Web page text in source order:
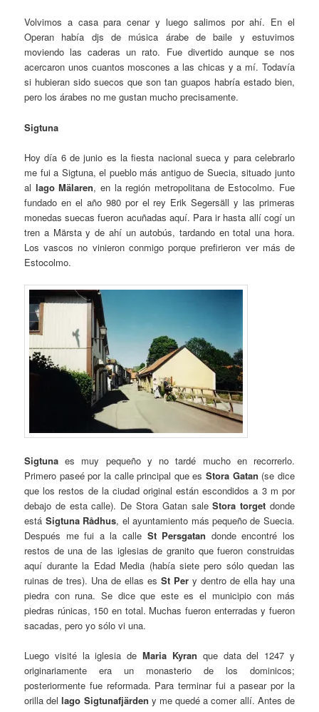
Volvimos a casa para cenar y luego salimos por ahí. En el
Operan había djs de música árabe de baile y estuvimos
moviendo las caderas un rato. Fue divertido aunque se nos
acercaron unos cuantos moscones a las chicas y a mí. Todavía
si hubieran sido suecos que son tan guapos habría estado bien,
pero los árabes no me gustan mucho precisamente.
Sigtuna
Hoy día 6 de junio es la fiesta nacional sueca y para celebrarlo
me fui a Sigtuna, el pueblo más antiguo de Suecia, situado junto
al lago Mälaren, en la región metropolitana de Estocolmo. Fue
fundado en el año 980 por el rey Erik Segersäll y las primeras
monedas suecas fueron acuñadas aquí. Para ir hasta allí cogí un
tren a Märsta y de ahí un autobús, tardando en total una hora.
Los vascos no vinieron conmigo porque prefirieron ver más de
Estocolmo.
Sigtuna es muy pequeño y no tardé mucho en recorrerlo.
Primero paseé por la calle principal que esStora Gatan (se dice
que los restos de la ciudad original están escondidos a 3 m por
debajo de esta calle). De Stora Gatan saleStora torget donde
está Sigtuna Rådhus, el ayuntamiento más pequeño de Suecia.
Después me fui a la calle St Persgatan donde encontré los
restos de una de las iglesias de granito que fueron construidas
aquí durante la Edad Media (había siete pero sólo quedan las
ruinas de tres). Una de ellas es St Per y dentro de ella hay una
piedra con runa. Se dice que este es el municipio con más
piedras rúnicas, 150 en total. Muchas fueron enterradas y fueron
sacadas, pero yo sólo vi una.
Luego visité la iglesia deMaria Kyran que data del 1247 y
originariamente era un monasterio de los dominicos;
posteriormente fue reformada. Para terminar fui a pasear por la
orilla dellago Sigtunafjärden y me quedé a comer allí. Antes de